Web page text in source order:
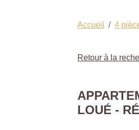
Accueil 4
Retour à la
LOUÉ -